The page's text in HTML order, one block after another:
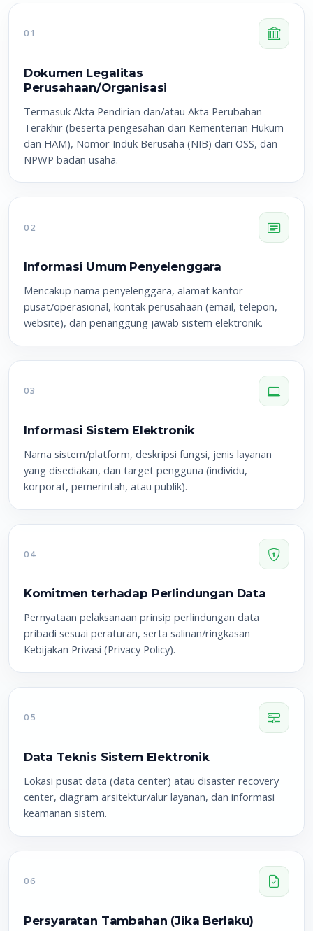
01
Dokumen Legalitas
Perusahaan/Organisasi
Termasuk Akta Pendirian dan/atau Akta Perubahan
Terakhir (beserta pengesahan dari Kementerian Hukum
dan HAM), Nomor Induk Berusaha (NIB) dari OSS, dan
NPWP badan usaha.
02
Informasi Umum Penyelenggara
Mencakup nama penyelenggara, alamat kantor
pusat/operasional, kontak perusahaan (email, telepon,
website), dan penanggung jawab sistem elektronik.
03
Informasi Sistem Elektronik
Nama sistem/platform, deskripsi fungsi, jenis layanan
yang disediakan, dan target pengguna (individu,
korporat, pemerintah, atau publik).
04
Komitmen terhadap Perlindungan Data
Pernyataan pelaksanaan prinsip perlindungan data
pribadi sesuai peraturan, serta salinan/ringkasan
Kebijakan Privasi (Privacy Policy).
05
Data Teknis Sistem Elektronik
Lokasi pusat data (data center) atau disaster recovery
center, diagram arsitektur/alur layanan, dan informasi
keamanan sistem.
06
Persyaratan Tambahan (Jika Berlaku)